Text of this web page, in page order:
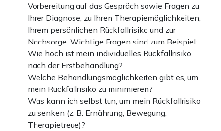
Vorbereitung auf das Gespräch sowie Fragen zu
Ihrer Diagnose, zu Ihren Therapiemöglichkeiten,
Ihrem persönlichen Rückfallrisiko und zur
Nachsorge. Wichtige Fragen sind zum Beispiel:
Wie hoch ist mein individuelles Rückfallrisiko
nach der Erstbehandlung?
Welche Behandlungsmöglichkeiten gibt es, um
mein Rückfallrisiko zu minimieren?
Was kann ich selbst tun, um mein Rückfallrisiko
zu senken (z. B. Ernährung, Bewegung,
Therapietreue)?